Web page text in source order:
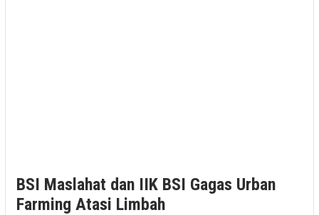
BSI Maslahat dan IIK BSI Gagas Urban
Farming Atasi Limbah